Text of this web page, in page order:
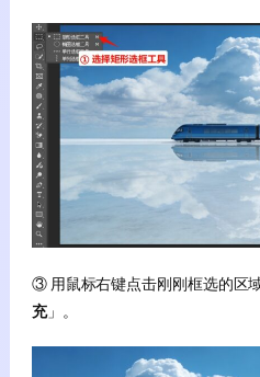
③ 用鼠标右键点击刚刚框选的区
充」。